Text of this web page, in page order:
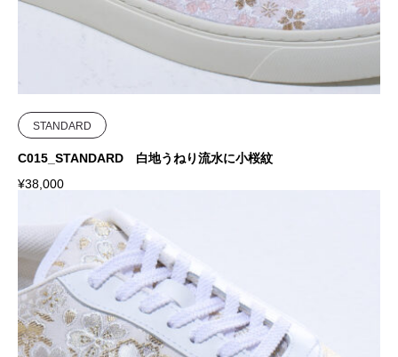
STANDARD
C015_STANDARD 白地うねり流水に小桜紋
¥38,000